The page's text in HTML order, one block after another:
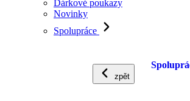
Dárkové poukazy
Novinky
Spolupráce
zpět